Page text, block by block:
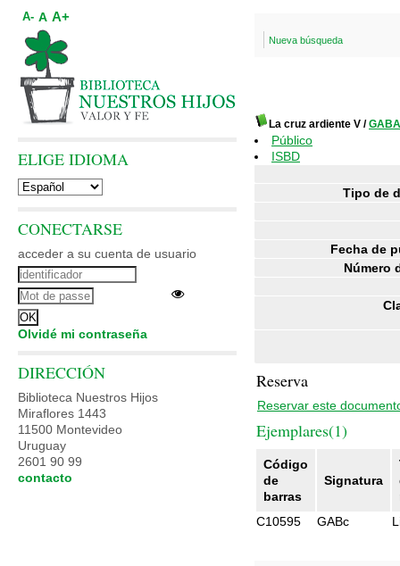
Nueva búsqueda
La cruz ardiente V /
Público
ISBD
Tipo de
Fecha de
Número
Reserva
Reservar este
Ejemplares(1)
Código
de
barras
Signatura
C10595
GABc
A- A A+
ELIGE IDIOMA
CONECTARSE
acceder a su cuenta de usuario
Olvidé mi contraseña
DIRECCIÓN
Biblioteca Nuestros Hijos
Miraflores 1443
11500 Montevideo
Uruguay
2601 90 99
contacto